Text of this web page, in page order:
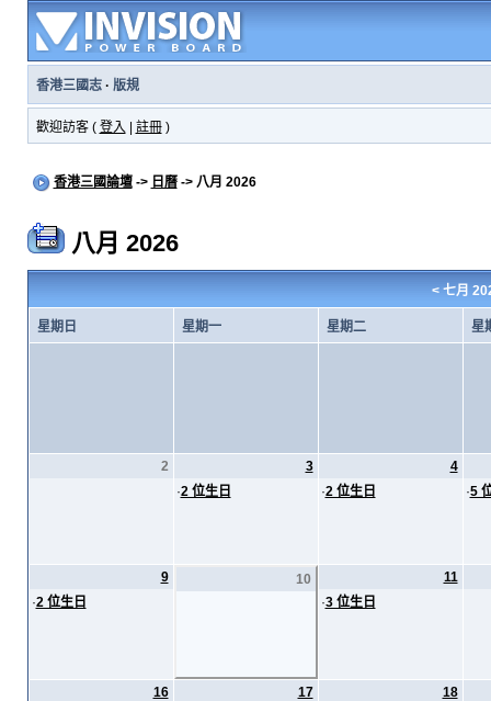
香港三國志· 版規
歡迎訪客 ( 登入 註冊)
香港三國論壇-> 日曆-> 八月 2026
八月 2026
< 七月
星期日 星期一 星期二 星
2
3
·2 位生日
4
·2 位生日 ·5
9
·2 位生日
10
11
·3 位生日
16
17
18